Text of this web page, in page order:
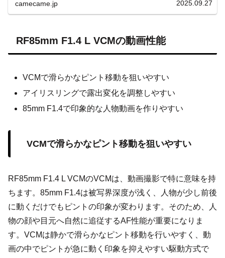
camecame.jp 2025.09.27
RF85mm F1.4 L VCMの動画性能
VCMで滑らかなピント移動を狙いやすい
アイリスリングで露出変化を調整しやすい
85mm F1.4で印象的な人物動画を作りやすい
VCMで滑らかなピント移動を狙いやすい
RF85mm F1.4 L VCMのVCMは、動画撮影で特に意味を持
ちます。85mm F1.4は被写界深度が浅く、人物が少し前後
に動くだけでもピントの印象が変わります。そのため、人
物の顔や目元へ自然に追従するAF性能が重要になりま
す。VCMは静かで滑らかなピント移動を行いやすく、動
画の中でピントが急に動く印象を抑えやすい駆動方式で